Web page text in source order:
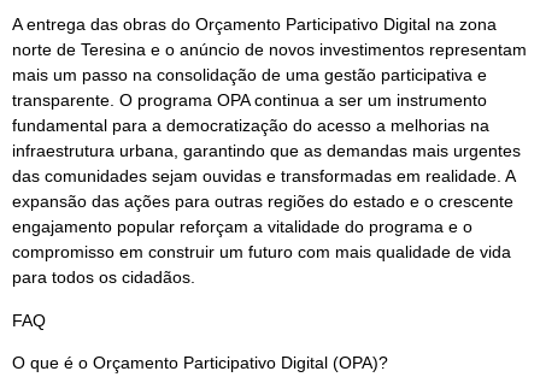
A entrega das obras do Orçamento Participativo Digital na zona
norte de Teresina e o anúncio de novos investimentos representam
mais um passo na consolidação de uma gestão participativa e
transparente. O programa OPA continua a ser um instrumento
fundamental para a democratização do acesso a melhorias na
infraestrutura urbana, garantindo que as demandas mais urgentes
das comunidades sejam ouvidas e transformadas em realidade. A
expansão das ações para outras regiões do estado e o crescente
engajamento popular reforçam a vitalidade do programa e o
compromisso em construir um futuro com mais qualidade de vida
para todos os cidadãos.
FAQ
O que é o Orçamento Participativo Digital (OPA)?